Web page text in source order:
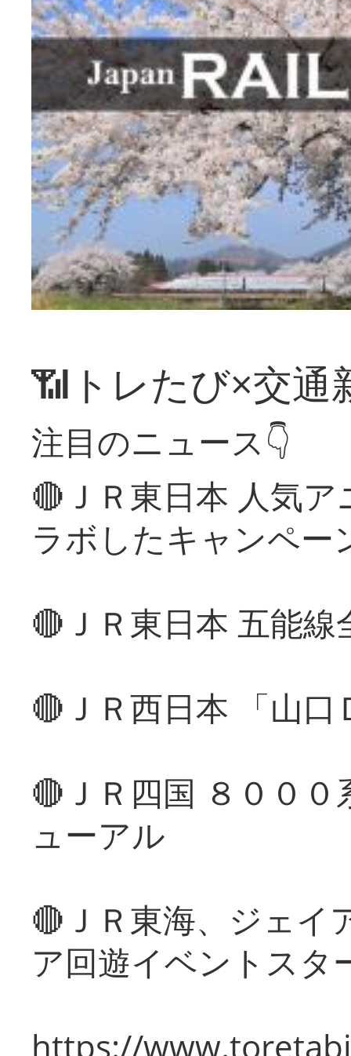
📶トレたび×交通
注目のニュース👇
🔴ＪＲ東日本 人気
ラボしたキャンペー
🔴ＪＲ東日本 五能
🔴ＪＲ西日本 「山
🔴ＪＲ四国 ８００
ューアル
🔴ＪＲ東海、ジェイ
ア回遊イベントスタ
https://